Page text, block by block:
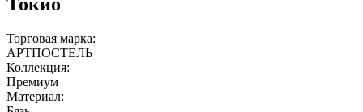
Торговая марка:
АРТПОСТЕЛЬ
Коллекция:
Премиум
Материал: